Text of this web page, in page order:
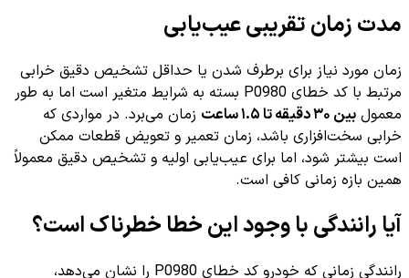
مدت زمان تقریبی عیب‌یابی
زمان مورد نیاز برای برطرف شدن یا حداقل تشخیص دقیق خرابی
مرتبط با کد خطای P0980 بسته به شرایط متغیر است اما به طور
معمول بین ۳۰ دقیقه تا ۱.۵ ساعت
زمان می‌برد. در مواردی که
خرابی سخت‌افزاری باشد، زمان تعمیر و تعویض قطعات ممکن
است بیشتر شود، اما برای عیب‌یابی اولیه و تشخیص دقیق معمولاً
همین بازه زمانی کافی است.
آیا رانندگی با وجود این خطا خطرناک است؟
رانندگی زمانی که خودرو کد خطای P0980 را نشان می‌دهد،